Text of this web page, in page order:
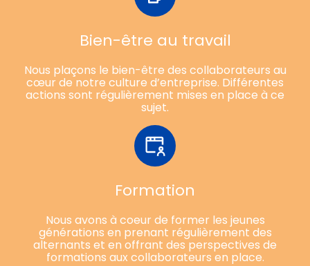
Bien-être au travail
Nous plaçons le bien-être des collaborateurs au
cœur de notre culture d’entreprise. Différentes
actions sont régulièrement mises en place à ce
sujet.
Formation
Nous avons à coeur de former les jeunes
générations en prenant régulièrement des
alternants et en offrant des perspectives de
formations aux collaborateurs en place.